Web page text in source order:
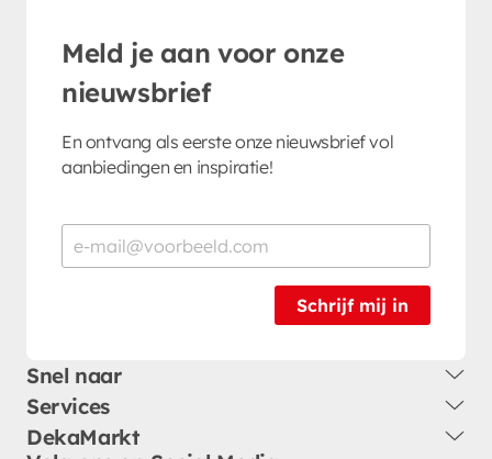
Meld je aan voor onze
nieuwsbrief
En ontvang als eerste onze nieuwsbrief vol
aanbiedingen en inspiratie!
Schrijf mij in
Snel naar
Services
DekaMarkt